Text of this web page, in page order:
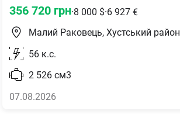
356 720 грн·8 000 $·6 927 €
Малий Раковець, Хустський район
56 к.с.
2 526 см3
07.08.2026